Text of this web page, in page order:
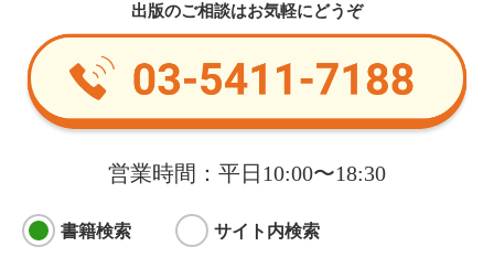
出版のご相談はお気軽にどうぞ
営業時間：平日10:00〜18:30
書籍検索 サイト内検索